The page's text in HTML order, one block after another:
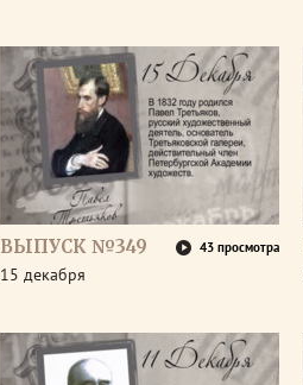
ВЫПУСК №349 43 просмотра
15 декабря